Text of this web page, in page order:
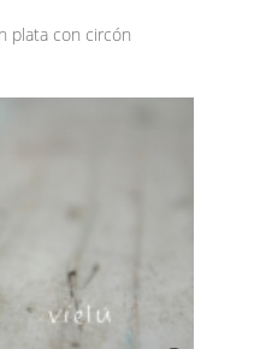
plata con circón